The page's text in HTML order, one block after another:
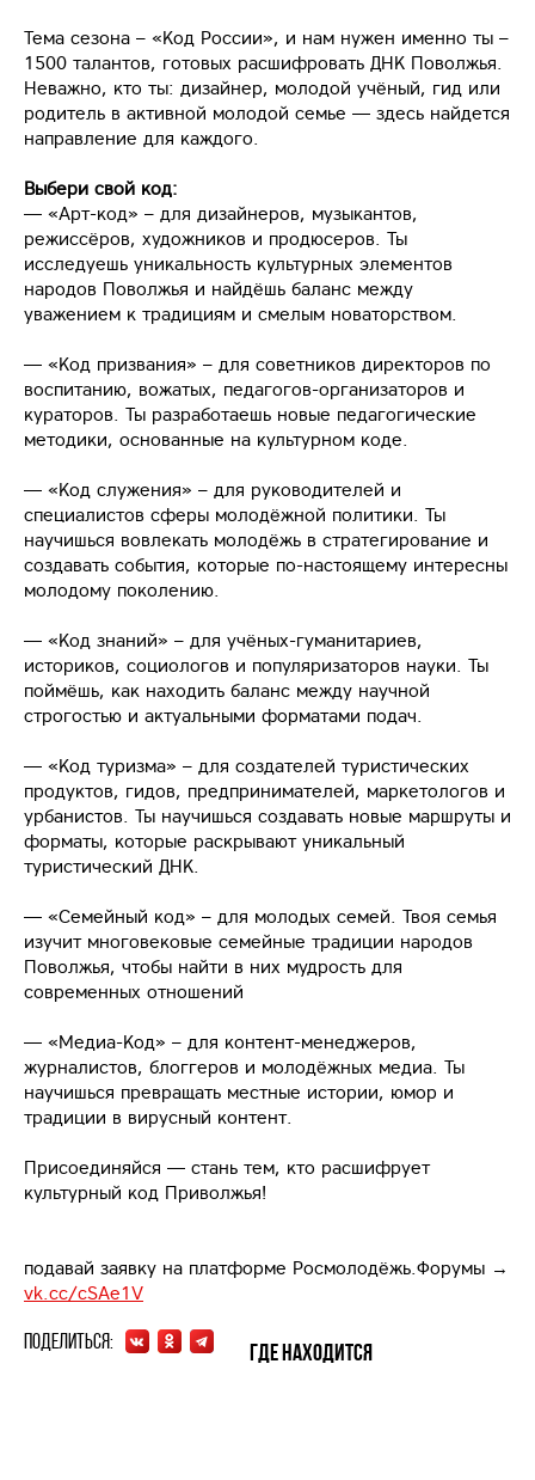
Тема сезона – «Код России», и нам нужен именно ты –
1500 талантов, готовых расшифровать ДНК Поволжья.
Неважно, кто ты: дизайнер, молодой учёный, гид или
родитель в активной молодой семье — здесь найдется
направление для каждого.
Выбери свой код:
— «Арт-код» – для дизайнеров, музыкантов,
режиссёров, художников и продюсеров. Ты
исследуешь уникальность культурных элементов
народов Поволжья и найдёшь баланс между
уважением к традициям и смелым новаторством.
— «Код призвания» – для советников директоров по
воспитанию, вожатых, педагогов-организаторов и
кураторов. Ты разработаешь новые педагогические
методики, основанные на культурном коде.
— «Код служения» – для руководителей и
специалистов сферы молодёжной политики. Ты
научишься вовлекать молодёжь в стратегирование и
создавать события, которые по-настоящему интересны
молодому поколению.
— «Код знаний» – для учёных-гуманитариев,
историков, социологов и популяризаторов науки. Ты
поймёшь, как находить баланс между научной
строгостью и актуальными форматами подач.
— «Код туризма» – для создателей туристических
продуктов, гидов, предпринимателей, маркетологов и
урбанистов. Ты научишься создавать новые маршруты и
форматы, которые раскрывают уникальный
туристический ДНК.
— «Семейный код» – для молодых семей. Твоя семья
изучит многовековые семейные традиции народов
Поволжья, чтобы найти в них мудрость для
современных отношений
— «Медиа-Код» – для контент-менеджеров,
журналистов, блоггеров и молодёжных медиа. Ты
научишься превращать местные истории, юмор и
традиции в вирусный контент.
Присоединяйся — стань тем, кто расшифрует
культурный код Приволжья!
подавай заявку на платформе Росмолодёжь.Форумы →
vk.cc/cSAe1V
Поделиться: Где находится